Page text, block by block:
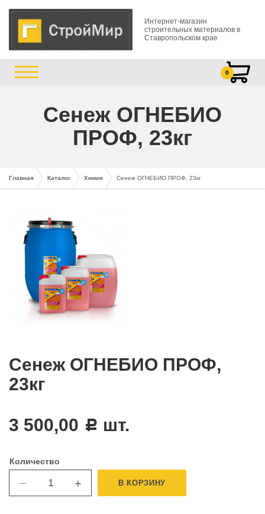
Интернет-магазин
строительных материалов в
Ставропольском крае
0
Сенеж ОГНЕБИО
ПРОФ, 23кг
Главная Каталог Химия Сенеж ОГНЕБИО ПРОФ, 23кг
Сенеж ОГНЕБИО ПРОФ,
23кг
3 500,00 c шт.
Количество
— + В КОРЗИНУ